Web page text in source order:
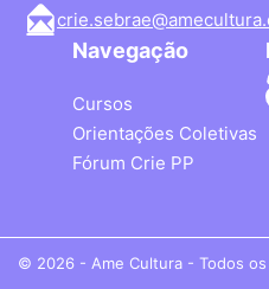
Navegação
Cursos
Orientações Coletivas
Fórum Crie PP
© 2026 - Ame Cultura - Todos